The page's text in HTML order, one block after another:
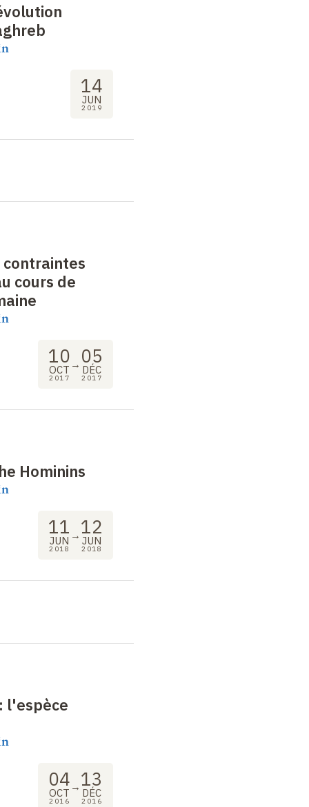
14
JUN
2019
cours de
10
OCT
2017
→ 05
DÉC
2017
Hominins
11
JUN
2018
→ 12
JUN
2018
l'espèce
04
OCT
2016
→ 13
DÉC
2016